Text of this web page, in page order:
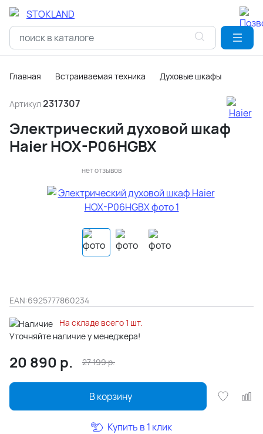
Главная Встраиваемая техника Духовые шкафы
Артикул 2317307
Электрический духовой шкаф
Haier HOX-P06HGBX
нет отзывов
EAN:6925777860234
На складе всего 1 шт.
Уточняйте наличие у менеджера!
20 890 р. 27 199р.
В корзину
Купить в 1 клик